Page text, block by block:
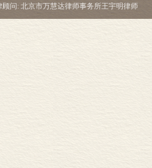
顾问: 北京市万慧达律师事务所王宇明律师